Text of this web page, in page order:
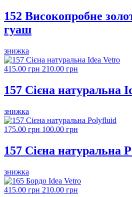
152 Високопробне
гуаш
знижка
415.00 грн 210.00 грн
157 Сієна натуральна
знижка
175.00 грн 100.00 грн
157 Сієна натуральна
знижка
415.00 грн 210.00 грн